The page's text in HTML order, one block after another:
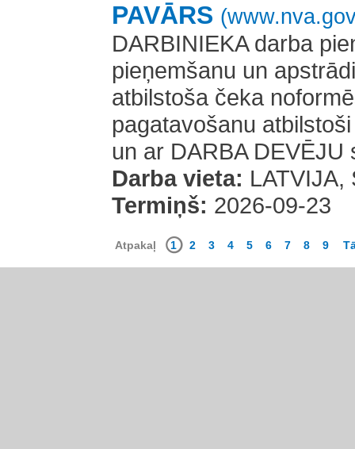
PAVĀRS
DARBINIEKA darba
pieņemšanu un
atbilstoša čeka
pagatavošanu
un ar DARBA DEVĒJU
Darba vieta: LATVIJA,
Termiņš: 2026-09-23
Atpakaļ 1 2 3 4 5 6 7 8 9